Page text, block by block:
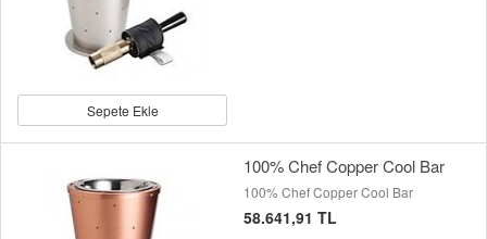
Sepete Ekle
100% Chef Copper Cool Bar
100% Chef Copper Cool Bar
58.641,91 TL